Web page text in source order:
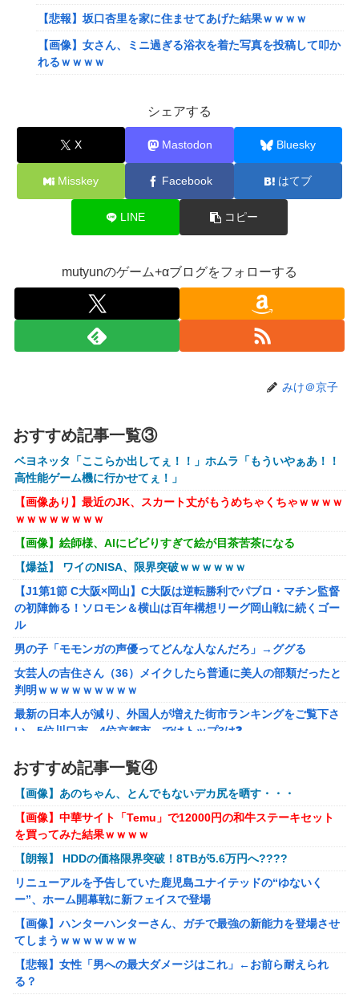
【悲報】坂口杏里を家に住ませてあげた結果ｗｗｗｗ
【画像】女さん、ミニ過ぎる浴衣を着た写真を投稿して叩か
れるｗｗｗｗ
ュースで見たわ」→結果wwwwwwww
【画像】20年前のAV、キチガイすぎるwwwwww
管理会社から厳重注意されてお気持ち表明ｗｗｗ
【悲報】粗品、永久追放ｗｗｗｗｗｗｗｗｗｗｗｗｗｗｗ
【画像】キングダムの河了貂、「あったけぇ壁」に引き続き
更に味方をぶっ殺す作戦を実行する
【艦これ】でもイベントのたびに思うんだ 空母機動部隊っ
てクソだわ！
【にじさんじ】五木、長尾に表計算ソフトの便利さを理解ら
せる『エクセルに感動してるおじさん見てなんか感動する』
【にじ甲2026】ところで野球って魔法使うのOKなんやっ
け？
にじさんじのフレン・E・ルスタリオちゃんとかいうドチャ
LOVEｗｗｗ
「ドラクエ11」攻略感想(54/クリア後)マルティナの「しん
ぴのビスチェ」可愛い！そしてメドローアやギガバーストき
たー！
【虹ヶ咲】「夏はせつ泣き」がキャッチコピーの映画【ラブ
【画像】 YouTubeコメント欄、キレッキレ
【速報】 ひろゆき、離婚ｗｗｗｗｗｗ
【ガンダムＷ】あのメンツのなかでは比較的常識のあるほう
なのがデュオだよね
ャップタマモクロスアクリル定規」意外(?)な落とし穴によ
り配布を撤回することに…
【にじさんじ】石神がミームを堪能しとる
シェアする
X Mastodon Bluesky
Misskey Facebook はてブ
LINE コピー
mutyunのゲーム+αブログをフォローする
みけ＠京子
おすすめ記事一覧③
ベヨネッタ「ここらか出してぇ！！」ホムラ「もういやぁあ！！
高性能ゲーム機に行かせてぇ！」
【画像あり】最近のJK、スカート丈がもうめちゃくちゃｗｗｗｗ
ｗｗｗｗｗｗｗｗ
【画像】絵師様、AIにビビりすぎて絵が目茶苦茶になる
【爆益】 ワイのNISA、限界突破ｗｗｗｗｗｗ
【J1第1節 C大阪×岡山】C大阪は逆転勝利でパブロ・マチン監督
の初陣飾る！ソロモン＆横山は百年構想リーグ岡山戦に続くゴー
ル
男の子「モモンガの声優ってどんな人なんだろ」→ググる
女芸人の吉住さん（36）メイクしたら普通に美人の部類だったと
判明ｗｗｗｗｗｗｗｗｗ
最新の日本人が減り、外国人が増えた街市ランキングをご覧下さ
い→5位川口市、4位京都市、ではトップ3は❓
生・・・
【画像あり】インフルエンサー「20歳でアルファード一括で買え
ちゃう私って素敵」
【悲報】太鼓の達人、お馴染みのフォントの使用料が年間6万か
ら年間320万になったので変更に
フリマ民「あと500円値下げ出来ませんか」ワイ「ほ～い購入
ｗ」
【動画】甲子園の女性審判、大誤審で炎上
【画像】女さん、ミニ過ぎる浴衣を着た写真を投稿して叩かれる
ｗｗｗｗ
【悲報】坂口杏里を家に住ませてあげた結果ｗｗｗｗ
おすすめ記事一覧④
【画像】あのちゃん、とんでもないデカ尻を晒す・・・
【画像】中華サイト「Temu」で12000円の和牛ステーキセット
を買ってみた結果ｗｗｗｗ
【朗報】 HDDの価格限界突破！8TBが5.6万円へ????
リニューアルを予告していた鹿児島ユナイテッドの“ゆないく
ー”、ホーム開幕戦に新フェイスで登場
【画像】ハンターハンターさん、ガチで最強の新能力を登場させ
てしまうｗｗｗｗｗｗｗ
【悲報】女性「男への最大ダメージはこれ」←お前ら耐えられ
る？